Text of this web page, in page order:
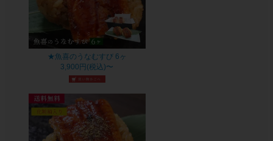
★魚喜のうなむすび 6ヶ
3,900円(税込)〜